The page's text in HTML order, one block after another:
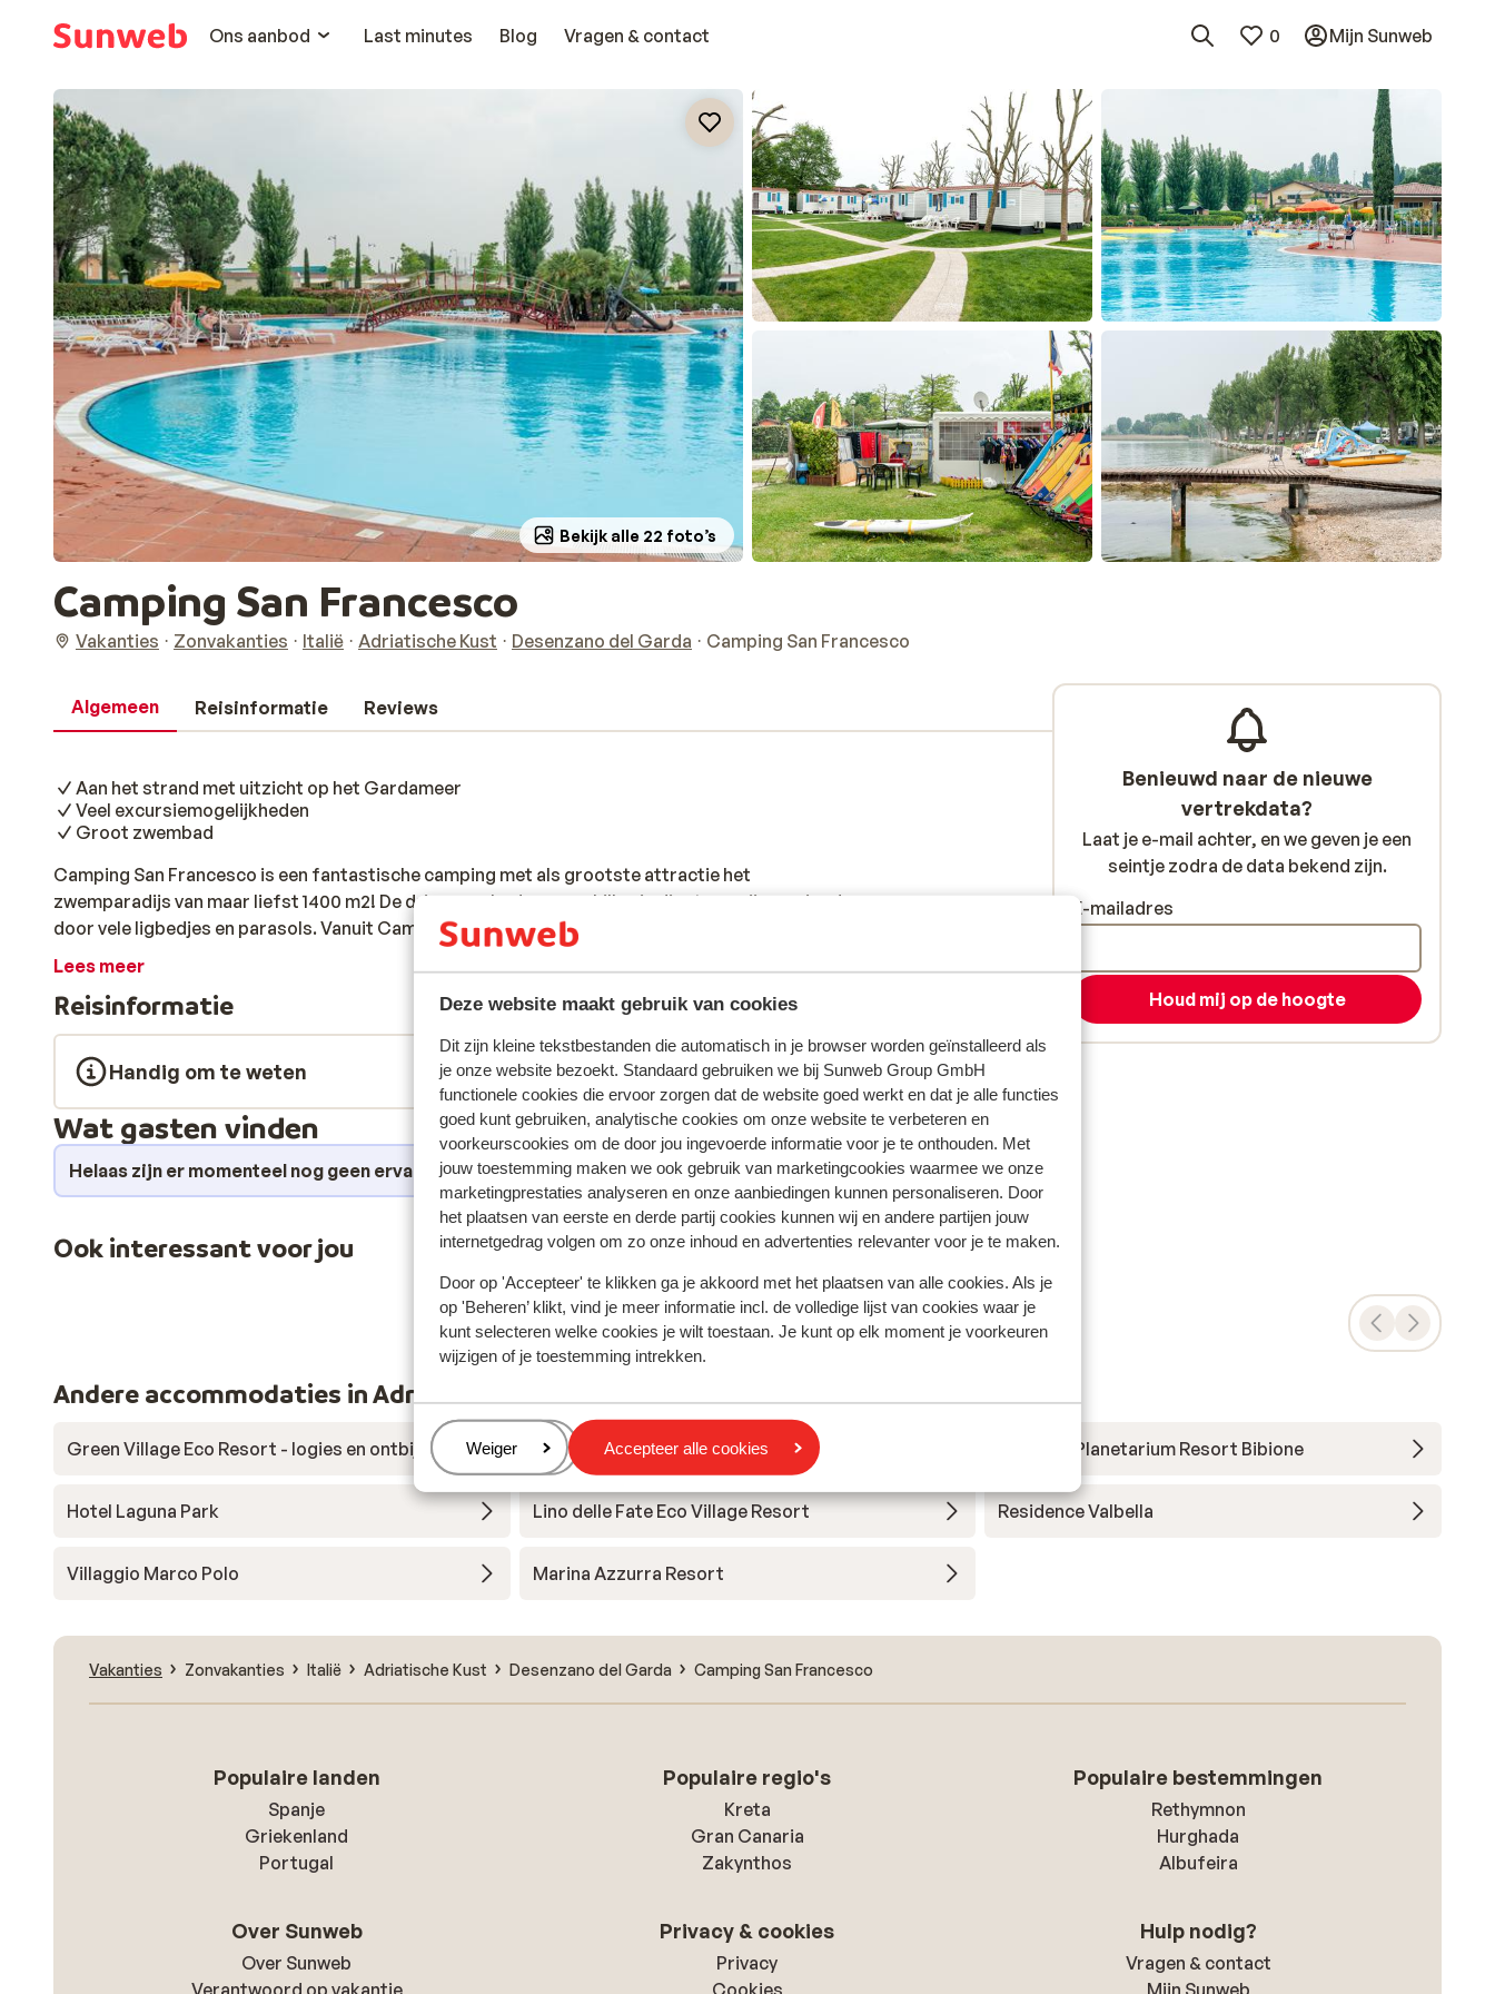
Deze website maakt gebruik van cookies
Dit zijn kleine tekstbestanden die automatisch in je browser worden geïnstalleerd als
je onze website bezoekt. Standaard gebruiken we bij Sunweb Group GmbH
functionele cookies die ervoor zorgen dat de website goed werkt en dat je alle functies
goed kunt gebruiken, analytische cookies om onze website te verbeteren en
voorkeurscookies om de door jou ingevoerde informatie voor je te onthouden. Met
jouw toestemming maken we ook gebruik van marketingcookies waarmee we onze
marketingprestaties analyseren en onze aanbiedingen kunnen personaliseren. Door
het plaatsen van eerste en derde partij cookies kunnen wij en andere partijen jouw
internetgedrag volgen om zo onze inhoud en advertenties relevanter voor je te maken.
Door op 'Accepteer' te klikken ga je akkoord met het plaatsen van alle cookies. Als je
op 'Beheren’ klikt, vind je meer informatie incl. de volledige lijst van cookies waar je
kunt selecteren welke cookies je wilt toestaan. Je kunt op elk moment je voorkeuren
wijzigen of je toestemming intrekken.
Beheren
Weiger Accepteer alle cookies
Ons aanbod
Last minutes Blog Vragen & contact 0 Mijn Sunweb
Bekijk alle 22 foto’s
Camping San Francesco
Vakanties Zonvakanties Italië Adriatische Kust Desenzano del Garda Camping San Francesco
Algemeen Reisinformatie Reviews
Aan het strand met uitzicht op het Gardameer
Veel excursiemogelijkheden
Groot zwembad
Camping San Francesco is een fantastische camping met als grootste attractie het
zwemparadijs van maar liefst 1400 m2! De drie zwembaden verschillen in diepte en zijn omringd
door vele ligbedjes en parasols. Vanuit Camping San Francesco heb je directe toegang tot het
300 meter lange grasstrand met een adembenemend uitzicht op het Gardameer en het
boot, waterfiets of kano huren en het meer op gaan. Bij de receptie kun je veel leuke excursies
boeken naar bijvoorbeeld Verona, Venetië, Florence en Milaan. Daarnaast worden op de camping
ook allerlei leuke activiteiten georganiseerd van een les aerobics in de ochtend tot een
spetterende show in de avond. Voor iedereen wat wils!
Lees meer
Reisinformatie
Handig om te weten
Wat gasten vinden
Helaas zijn er momenteel nog geen ervaringen voor deze accommodatie.
Benieuwd naar de nieuwe
vertrekdata?
Laat je e-mail achter, en we geven je een
seintje zodra de data bekend zijn.
E-mailadres
Houd mij op de hoogte
Ook interessant voor jou
Andere accommodaties in Adriatische Kust
Green Village Eco Resort - logies en ontbijt Green Village Eco Resort Villaggio Planetarium Resort Bibione
Hotel Laguna Park Lino delle Fate Eco Village Resort Residence Valbella
Villaggio Marco Polo Marina Azzurra Resort
Vakanties Zonvakanties Italië Adriatische Kust Desenzano del Garda Camping San Francesco
Populaire landen
Spanje
Griekenland
Portugal
Populaire regio's
Kreta
Gran Canaria
Zakynthos
Populaire bestemmingen
Rethymnon
Hurghada
Albufeira
Over Sunweb
Over Sunweb
Verantwoord op vakantie
Privacy & cookies
Privacy
Cookies
Hulp nodig?
Vragen & contact
Mijn Sunweb